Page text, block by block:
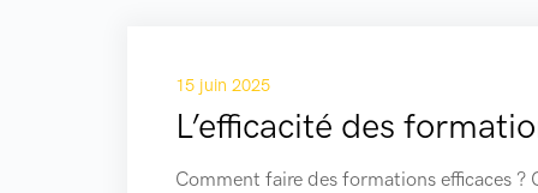
15 juin 2025
L’efficacité des
Comment faire des formations efficaces ?